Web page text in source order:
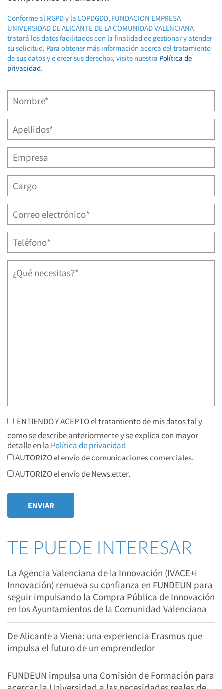
Conforme al RGPD y la LOPDGDD, FUNDACION EMPRESA
UNIVERSIDAD DE ALICANTE DE LA COMUNIDAD VALENCIANA
tratará los datos facilitados con la finalidad de gestionar y atender
su solicitud. Para obtener más información acerca del tratamiento
de sus datos y ejercer sus derechos, visite nuestra Política de
privacidad.
ENTIENDO Y ACEPTO el tratamiento de mis datos tal y
como se describe anteriormente y se explica con mayor
detalle en la Política de privacidad
AUTORIZO el envío de comunicaciones comerciales.
AUTORIZO el envío de Newsletter.
TE PUEDE INTERESAR
La Agencia Valenciana de la Innovación (IVACE+i
Innovación) renueva su confianza en FUNDEUN para
seguir impulsando la Compra Pública de Innovación
en los Ayuntamientos de la Comunidad Valenciana
De Alicante a Viena: una experiencia Erasmus que
impulsa el futuro de un emprendedor
FUNDEUN impulsa una Comisión de Formación para